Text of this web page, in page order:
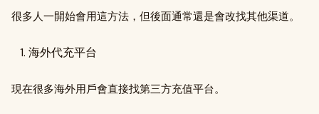
很多人一開始會用這方法，但後面通常還是會改找其他渠道。
海外代充平台
現在很多海外用戶會直接找第三方充值平台。